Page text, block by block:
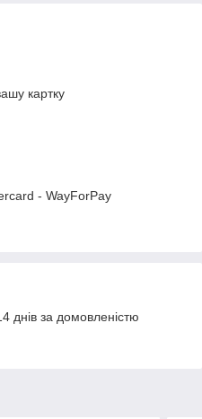
картку
- WayForPay
днів за домовленістю